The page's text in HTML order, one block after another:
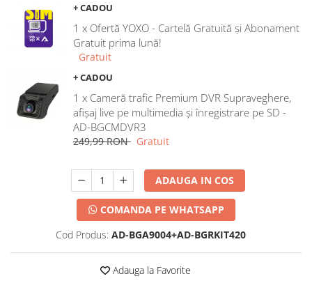
+ CADOU
1 x Ofertă YOXO - Cartelă Gratuită și Abonament
Gratuit prima lună!
Gratuit
+ CADOU
1 x Cameră trafic Premium DVR Supraveghere,
afișaj live pe multimedia și înregistrare pe SD -
AD-BGCMDVR3
249,99 RON Gratuit
ADAUGA IN COS
COMANDA PE WHATSAPP
Cod Produs: AD-BGA9004+AD-BGRKIT420
Adauga la Favorite